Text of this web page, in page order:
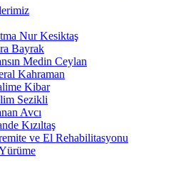
Nur Kesiktaş
Bayrak
Medin Ceylan
Kahraman
Kibar
Sezikli
Avcı
Kızıltaş
ve El Rehabilitasyonu